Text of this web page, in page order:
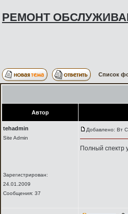
РЕМОНТ
Список
Автор
tehadmin
Site Admin
Зарегистрирован:
24.01.2009
Сообщения: 37
Добавлено: Вт
Полный спектр